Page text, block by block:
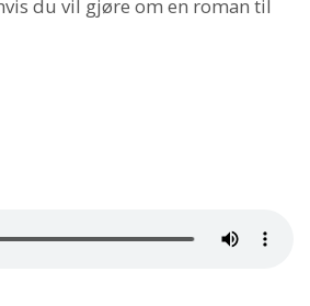
du vil gjøre om en roman til